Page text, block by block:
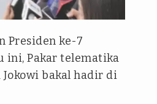
Presiden ke-7
ini, Pakar telematika
bakal hadir di